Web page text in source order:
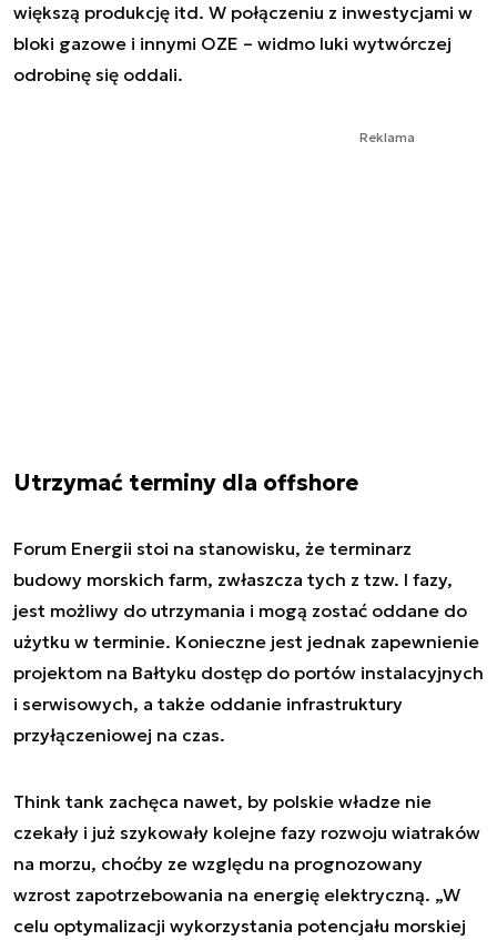
większą produkcję itd. W połączeniu z inwestycjami w
bloki gazowe i innymi OZE – widmo luki wytwórczej
odrobinę się oddali.
Reklama
Utrzymać terminy dla offshore
Forum Energii stoi na stanowisku, że terminarz
budowy morskich farm, zwłaszcza tych z tzw. I fazy,
jest możliwy do utrzymania i mogą zostać oddane do
użytku w terminie. Konieczne jest jednak zapewnienie
projektom na Bałtyku dostęp do portów instalacyjnych
i serwisowych, a także oddanie infrastruktury
przyłączeniowej na czas.
Think tank zachęca nawet, by polskie władze nie
czekały i już szykowały kolejne fazy rozwoju wiatraków
na morzu, choćby ze względu na prognozowany
wzrost zapotrzebowania na energię elektryczną. „W
celu optymalizacji wykorzystania potencjału morskiej